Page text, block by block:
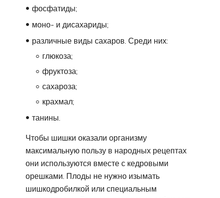
фосфатиды;
моно- и дисахариды;
различные виды сахаров. Среди них:
глюкоза;
фруктоза;
сахароза;
крахмал;
танины.
Чтобы шишки оказали организму
максимальную пользу в народных рецептах
они используются вместе с кедровыми
орешками. Плоды не нужно изымать
шишкодробилкой или специальным